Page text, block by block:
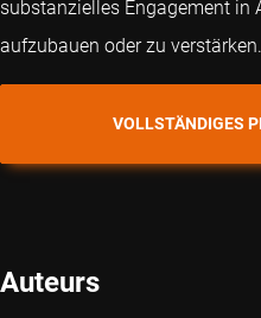
substanzielles Engagement in
aufzubauen oder zu verstärken.
VOLLSTÄNDIGES
Auteurs